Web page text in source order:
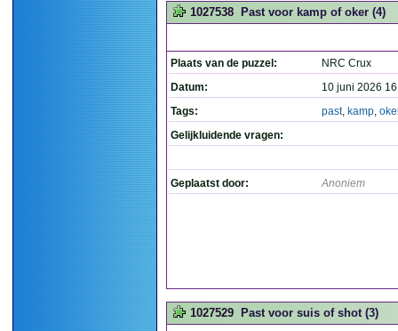
1027538 Past voor kamp of oker (4)
Plaats van de puzzel:
NRC Crux
Datum:
10 juni 2026
Tags:
past, kamp,
Gelijkluidende vragen:
Geplaatst door: Anoniem
1027529 Past voor suis of shot (3)